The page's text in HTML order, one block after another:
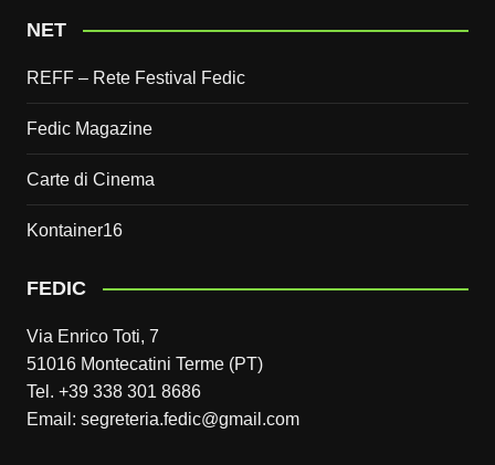
NET
REFF – Rete Festival Fedic
Fedic Magazine
Carte di Cinema
Kontainer16
FEDIC
Via Enrico Toti, 7
51016 Montecatini Terme (PT)
Tel. +39 338 301 8686
Email: segreteria.fedic@gmail.com